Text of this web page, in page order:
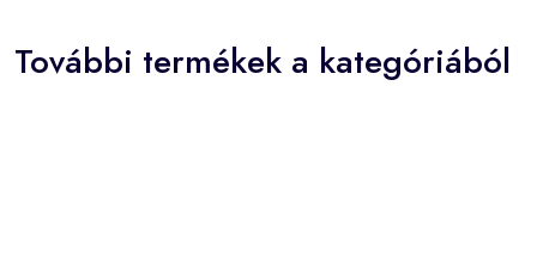
További termékek a kategóriából